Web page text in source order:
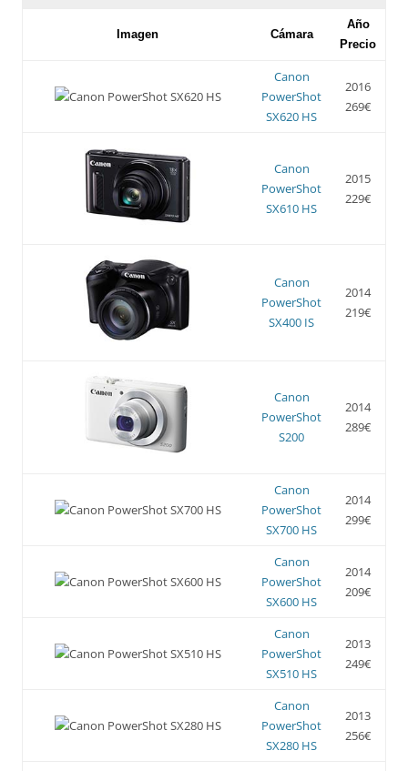
Imagen Cámara
Año
Precio
Canon
PowerShot
SX620 HS
2016
269€
Canon
PowerShot
SX610 HS
2015
229€
Canon
PowerShot
SX400 IS
2014
219€
Canon
PowerShot
S200
2014
289€
Canon
PowerShot
SX700 HS
2014
299€
Canon
PowerShot
SX600 HS
2014
209€
Canon
PowerShot
SX510 HS
2013
249€
Canon
PowerShot
SX280 HS
2013
256€